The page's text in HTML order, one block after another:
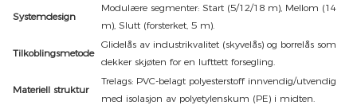
Systemdesign
Modulære segmenter: Start (5/12/18 m), Mellom (14
m), Slutt (forsterket, 5 m).
Tilkoblingsmetode
Glidelås av industrikvalitet (skyvelås) og borrelås som
dekker skjøten for en lufttett forsegling.
Materiell struktur
Trelags: PVC-belagt polyesterstoff innvendig/utvendig
med isolasjon av polyetylenskum (PE) i midten.